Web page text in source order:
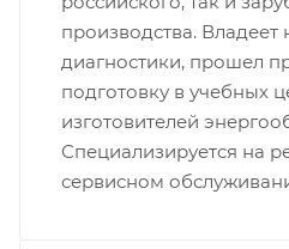
производства.
диагностики, прошел
подготовку в учебных
изготовителей
Специализируется на
сервисном